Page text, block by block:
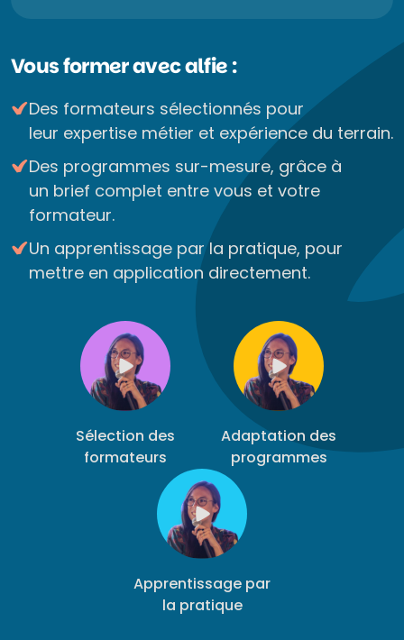
Vous former avec alfie :
Des formateurs sélectionnés pour
leur expertise métier et expérience du terrain.
Des programmes sur-mesure, grâce à
un brief complet entre vous et votre
formateur.
Un apprentissage par la pratique, pour
mettre en application directement.
Sélection des
formateurs
Adaptation des
programmes
Apprentissage par
la pratique